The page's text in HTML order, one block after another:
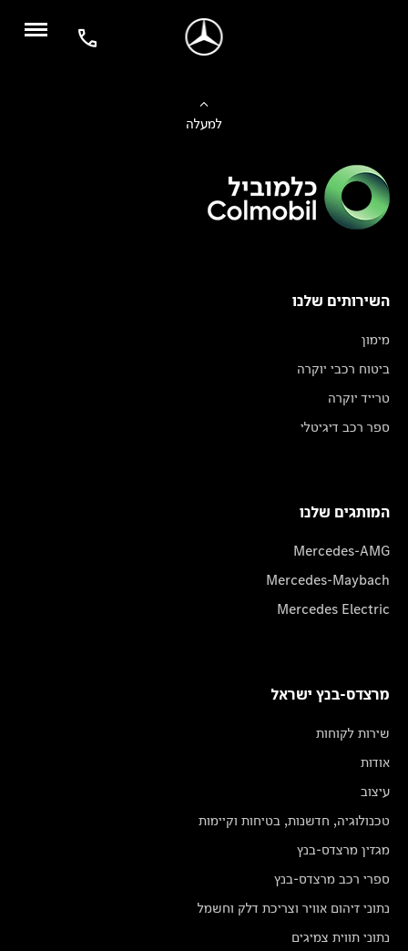
למעלה
השירותים שלנו
מימון
ביטוח רכבי יוקרה
טרייד יוקרה
ספר רכב דיגיטלי
המותגים שלנו
Mercedes-AMG
Mercedes-Maybach
Mercedes Electric
מרצדס-בנץ ישראל
שירות לקוחות
אודות
עיצוב
טכנולוגיה, חדשנות, בטיחות וקיימות
מגזין מרצדס-בנץ
ספרי רכב מרצדס-בנץ
נתוני זיהום אוויר וצריכת דלק וחשמל
נתוני תווית צמיגים